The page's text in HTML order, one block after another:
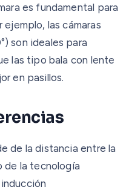
es fundamental para
las cámaras
son ideales para
las tipo bala con lente
en pasillos.
de la distancia entre la
de la tecnología